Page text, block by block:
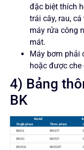
đặc biệt thích
trái cây, rau,
máy rửa công
mát.
Máy bơm phải
hoặc được
4) Bảng
BK